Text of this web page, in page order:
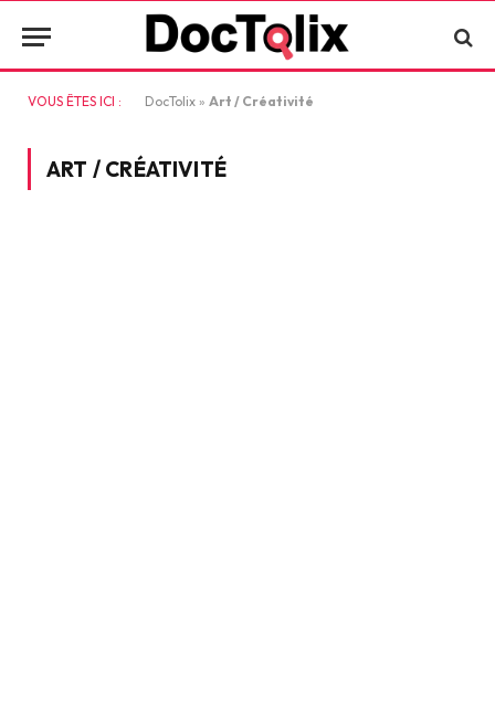
VOUS ÊTES ICI : DocTolix » Art / Créativité
ART / CRÉATIVITÉ